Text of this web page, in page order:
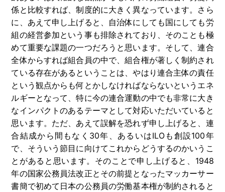
係と比較すれば、制度的に大きく異なっています。さら
に、あえて申し上げると、自治体にしても国にしても労
組の経営参加という事も排除されており、そのことも極
めて重要な課題の一つだろうと思います。そして、連合
全体からすれば組合員の中で、組合権が著しく制約され
ている存在があるということは、やはり連合主体の責任
という観点からも何とかしなければならないというエネ
ルギーとなって、特に今の連合運動の中でも非常に大き
なインパクトのあるテーマとして対応いただいていると
思います。ただ、あえて誤解を恐れず申し上げると、連
合結成から間もなく 30年、あるいはILO も創設100年
で、そういう節目に向けてこれからどうするのかいうこ
とがあると思います。そのことで申し上げると、 1948
年の国家公務員法改正とその前提となったマッカーサー
書簡で初めて日本の公務員の労働基本権が制約されると